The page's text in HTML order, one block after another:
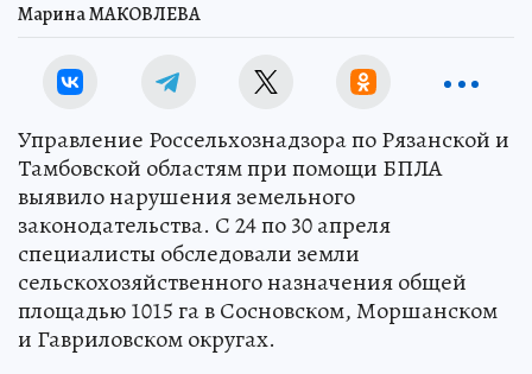
Марина МАКОВЛЕВА
Управление Россельхознадзора по Рязанской и
Тамбовской областям при помощи БПЛА
выявило нарушения земельного
законодательства. С 24 по 30 апреля
специалисты обследовали земли
сельскохозяйственного назначения общей
площадью 1015 га в Сосновском, Моршанском
и Гавриловском округах.